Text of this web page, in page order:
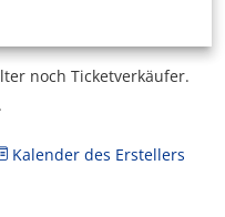
noch Ticketverkäufer.
Kalender des Erstellers